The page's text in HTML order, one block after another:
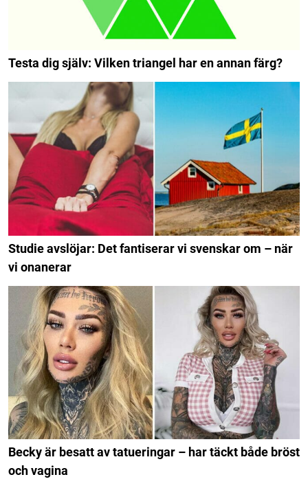
Testa dig själv: Vilken triangel har en annan färg?
Studie avslöjar: Det fantiserar vi svenskar om – när
vi onanerar
Becky är besatt av tatueringar – har täckt både bröst
och vagina